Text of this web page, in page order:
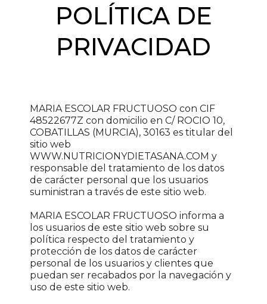
POLÍTICA DE
PRIVACIDAD
MARIA ESCOLAR FRUCTUOSO con CIF
48522677Z con domicilio en C/ ROCIO 10,
COBATILLAS (MURCIA), 30163 es titular del
sitio web
WWW.NUTRICIONYDIETASANA.COM y
responsable del tratamiento de los datos
de carácter personal que los usuarios
suministran a través de este sitio web.
MARIA ESCOLAR FRUCTUOSO informa a
los usuarios de este sitio web sobre su
política respecto del tratamiento y
protección de los datos de carácter
personal de los usuarios y clientes que
puedan ser recabados por la navegación y
uso de este sitio web.